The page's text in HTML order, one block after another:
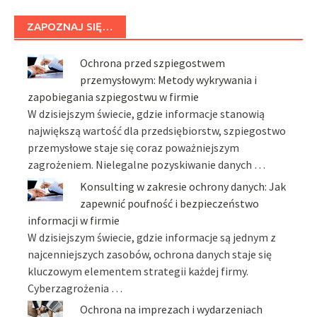
ZAPOZNAJ SIĘ…
Ochrona przed szpiegostwem
przemysłowym: Metody wykrywania i
zapobiegania szpiegostwu w firmie
W dzisiejszym świecie, gdzie informacje stanowią
największą wartość dla przedsiębiorstw, szpiegostwo
przemysłowe staje się coraz poważniejszym
zagrożeniem. Nielegalne pozyskiwanie danych …
Konsulting w zakresie ochrony danych: Jak
zapewnić poufność i bezpieczeństwo
informacji w firmie
W dzisiejszym świecie, gdzie informacje są jednym z
najcenniejszych zasobów, ochrona danych staje się
kluczowym elementem strategii każdej firmy.
Cyberzagrożenia …
Ochrona na imprezach i wydarzeniach